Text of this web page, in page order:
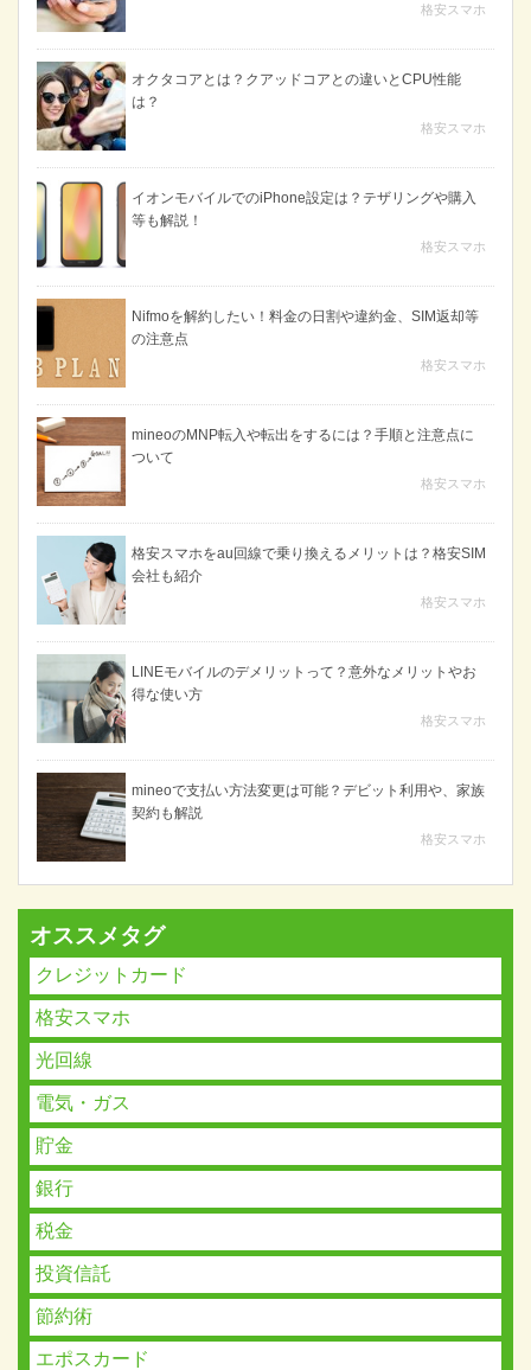
格安スマホ
オクタコアとは？クアッドコアとの違いとCPU性能
は？
格安スマホ
イオンモバイルでのiPhone設定は？テザリングや購入
等も解説！
格安スマホ
Nifmoを解約したい！料金の日割や違約金、SIM返却等
の注意点
格安スマホ
mineoのMNP転入や転出をするには？手順と注意点に
ついて
格安スマホ
格安スマホをau回線で乗り換えるメリットは？格安SIM
会社も紹介
格安スマホ
LINEモバイルのデメリットって？意外なメリットやお
得な使い方
格安スマホ
mineoで支払い方法変更は可能？デビット利用や、家族
契約も解説
格安スマホ
オススメタグ
クレジットカード
格安スマホ
光回線
電気・ガス
貯金
銀行
税金
投資信託
節約術
エポスカード